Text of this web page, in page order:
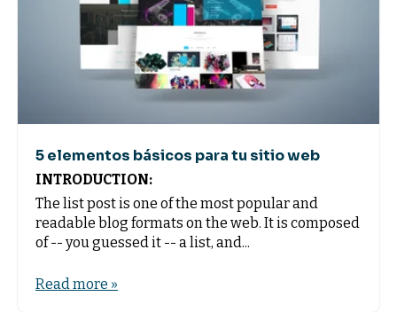
5 elementos básicos para tu sitio web
INTRODUCTION:
The list post is one of the most popular and
readable blog formats on the web. It is composed
of -- you guessed it -- a list, and...
Read more »